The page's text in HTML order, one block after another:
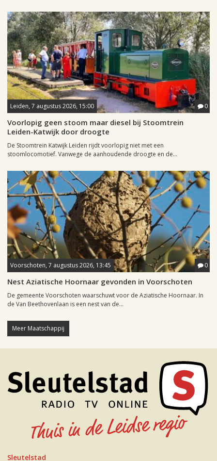
Leiden, 7 augustus 2026, 15:00 0
Voorlopig geen stoom maar diesel bij Stoomtrein
Leiden-Katwijk door droogte
De Stoomtrein Katwijk Leiden rijdt voorlopig niet met een
stoomlocomotief. Vanwege de aanhoudende droogte en de...
Voorschoten, 7 augustus 2026, 13:45 0
Nest Aziatische Hoornaar gevonden in Voorschoten
De gemeente Voorschoten waarschuwt voor de Aziatische Hoornaar. In
de Van Beethovenlaan is een nest van de...
Meer Maatschappij
Sleutelstad